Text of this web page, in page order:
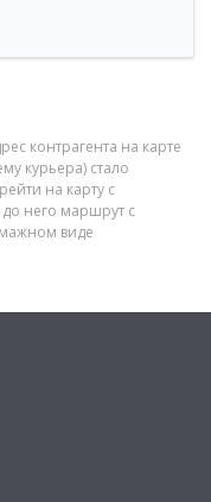
контрагента на карте
курьера) стало
на карту с
до него маршрут с
виде